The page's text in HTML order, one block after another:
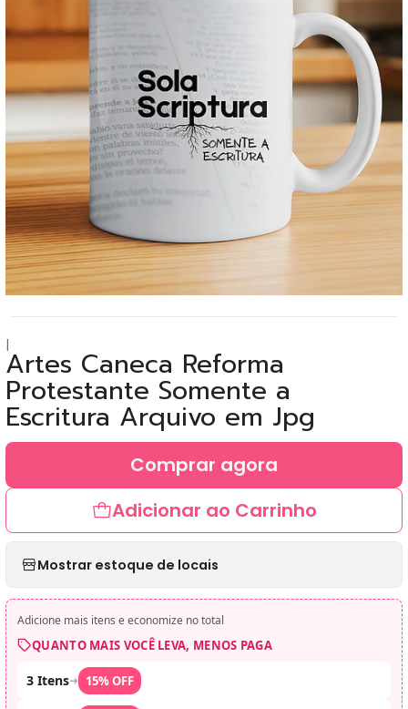
Artes Caneca Reforma
Protestante Somente a
Escritura Arquivo em Jpg
Adicionar ao Carrinho
Comprar agora
Mostrar estoque de locais
Adicione mais itens e economize no total
QUANTO MAIS VOCÊ LEVA, MENOS PAGA
3 Itens➜ 15% OFF